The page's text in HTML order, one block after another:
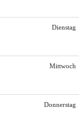
Dienstag
Mittwoch
Donnerstag